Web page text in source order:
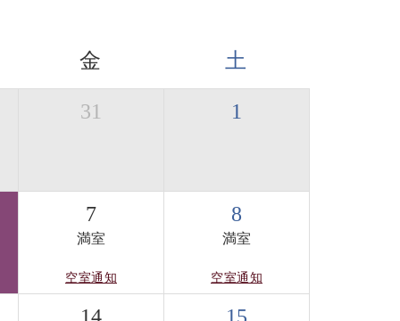
金 土
31 1
7
満室
空室通知
8
満室
空室通知